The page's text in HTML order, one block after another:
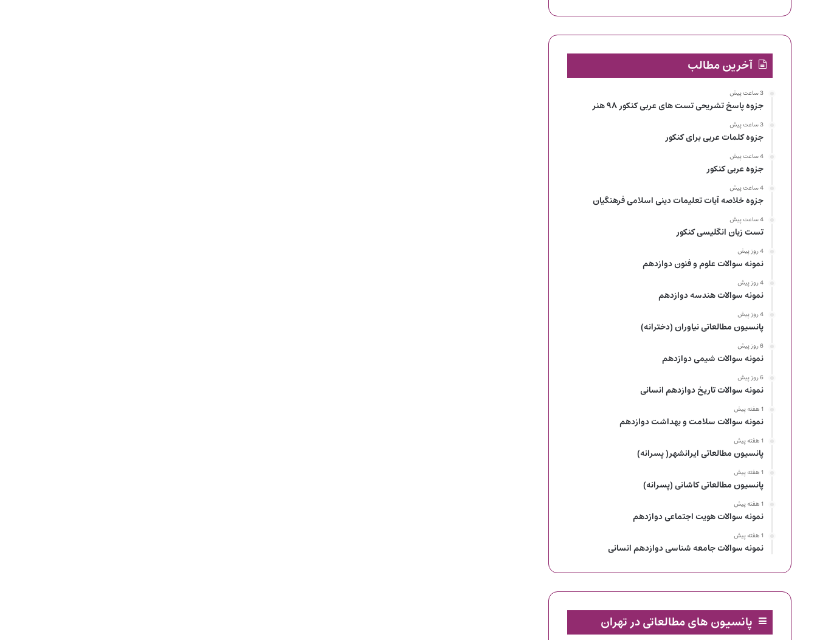
آخرین مطالب
3 ساعت پیش
جزوه پاسخ تشریحی تست های عربی کنکور ۹۸ هنر
3 ساعت پیش
جزوه کلمات عربی برای کنکور
4 ساعت پیش
جزوه عربی کنکور
4 ساعت پیش
جزوه خلاصه آیات تعلیمات دینی اسلامی فرهنگیان
4 ساعت پیش
تست زبان انگلیسی کنکور
4 روز پیش
نمونه سوالات علوم و فنون دوازدهم
4 روز پیش
نمونه سوالات هندسه دوازدهم
4 روز پیش
پانسیون مطالعاتی نیاوران (دخترانه)
6 روز پیش
نمونه سوالات شیمی دوازدهم
6 روز پیش
نمونه سوالات تاریخ دوازدهم انسانی
1 هفته پیش
نمونه سوالات سلامت و بهداشت دوازدهم
1 هفته پیش
پانسیون مطالعاتی ایرانشهر( پسرانه)
1 هفته پیش
پانسیون مطالعاتی کاشانی (پسرانه)
1 هفته پیش
نمونه سوالات هویت اجتماعی دوازدهم
1 هفته پیش
نمونه سوالات جامعه شناسی دوازدهم انسانی
پانسیون های مطالعاتی در تهران